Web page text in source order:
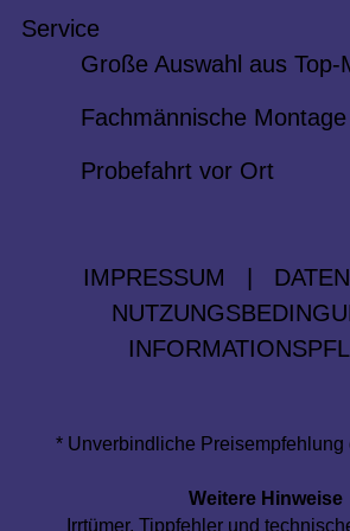
Service
Große Auswahl aus Top-
Fachmännische Montage
Probefahrt vor Ort
IMPRESSUM
* Unverbindliche Preisempfehlung
Weitere Hinweise
Irrtümer, Tippfehler und